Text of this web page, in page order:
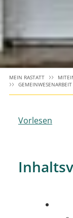
MEIN RASTATT
GEMEINWESENARBEIT
Vorlesen